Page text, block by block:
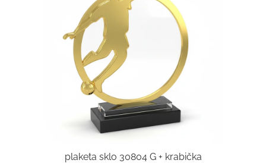
plaketa sklo 30804 G + krabička